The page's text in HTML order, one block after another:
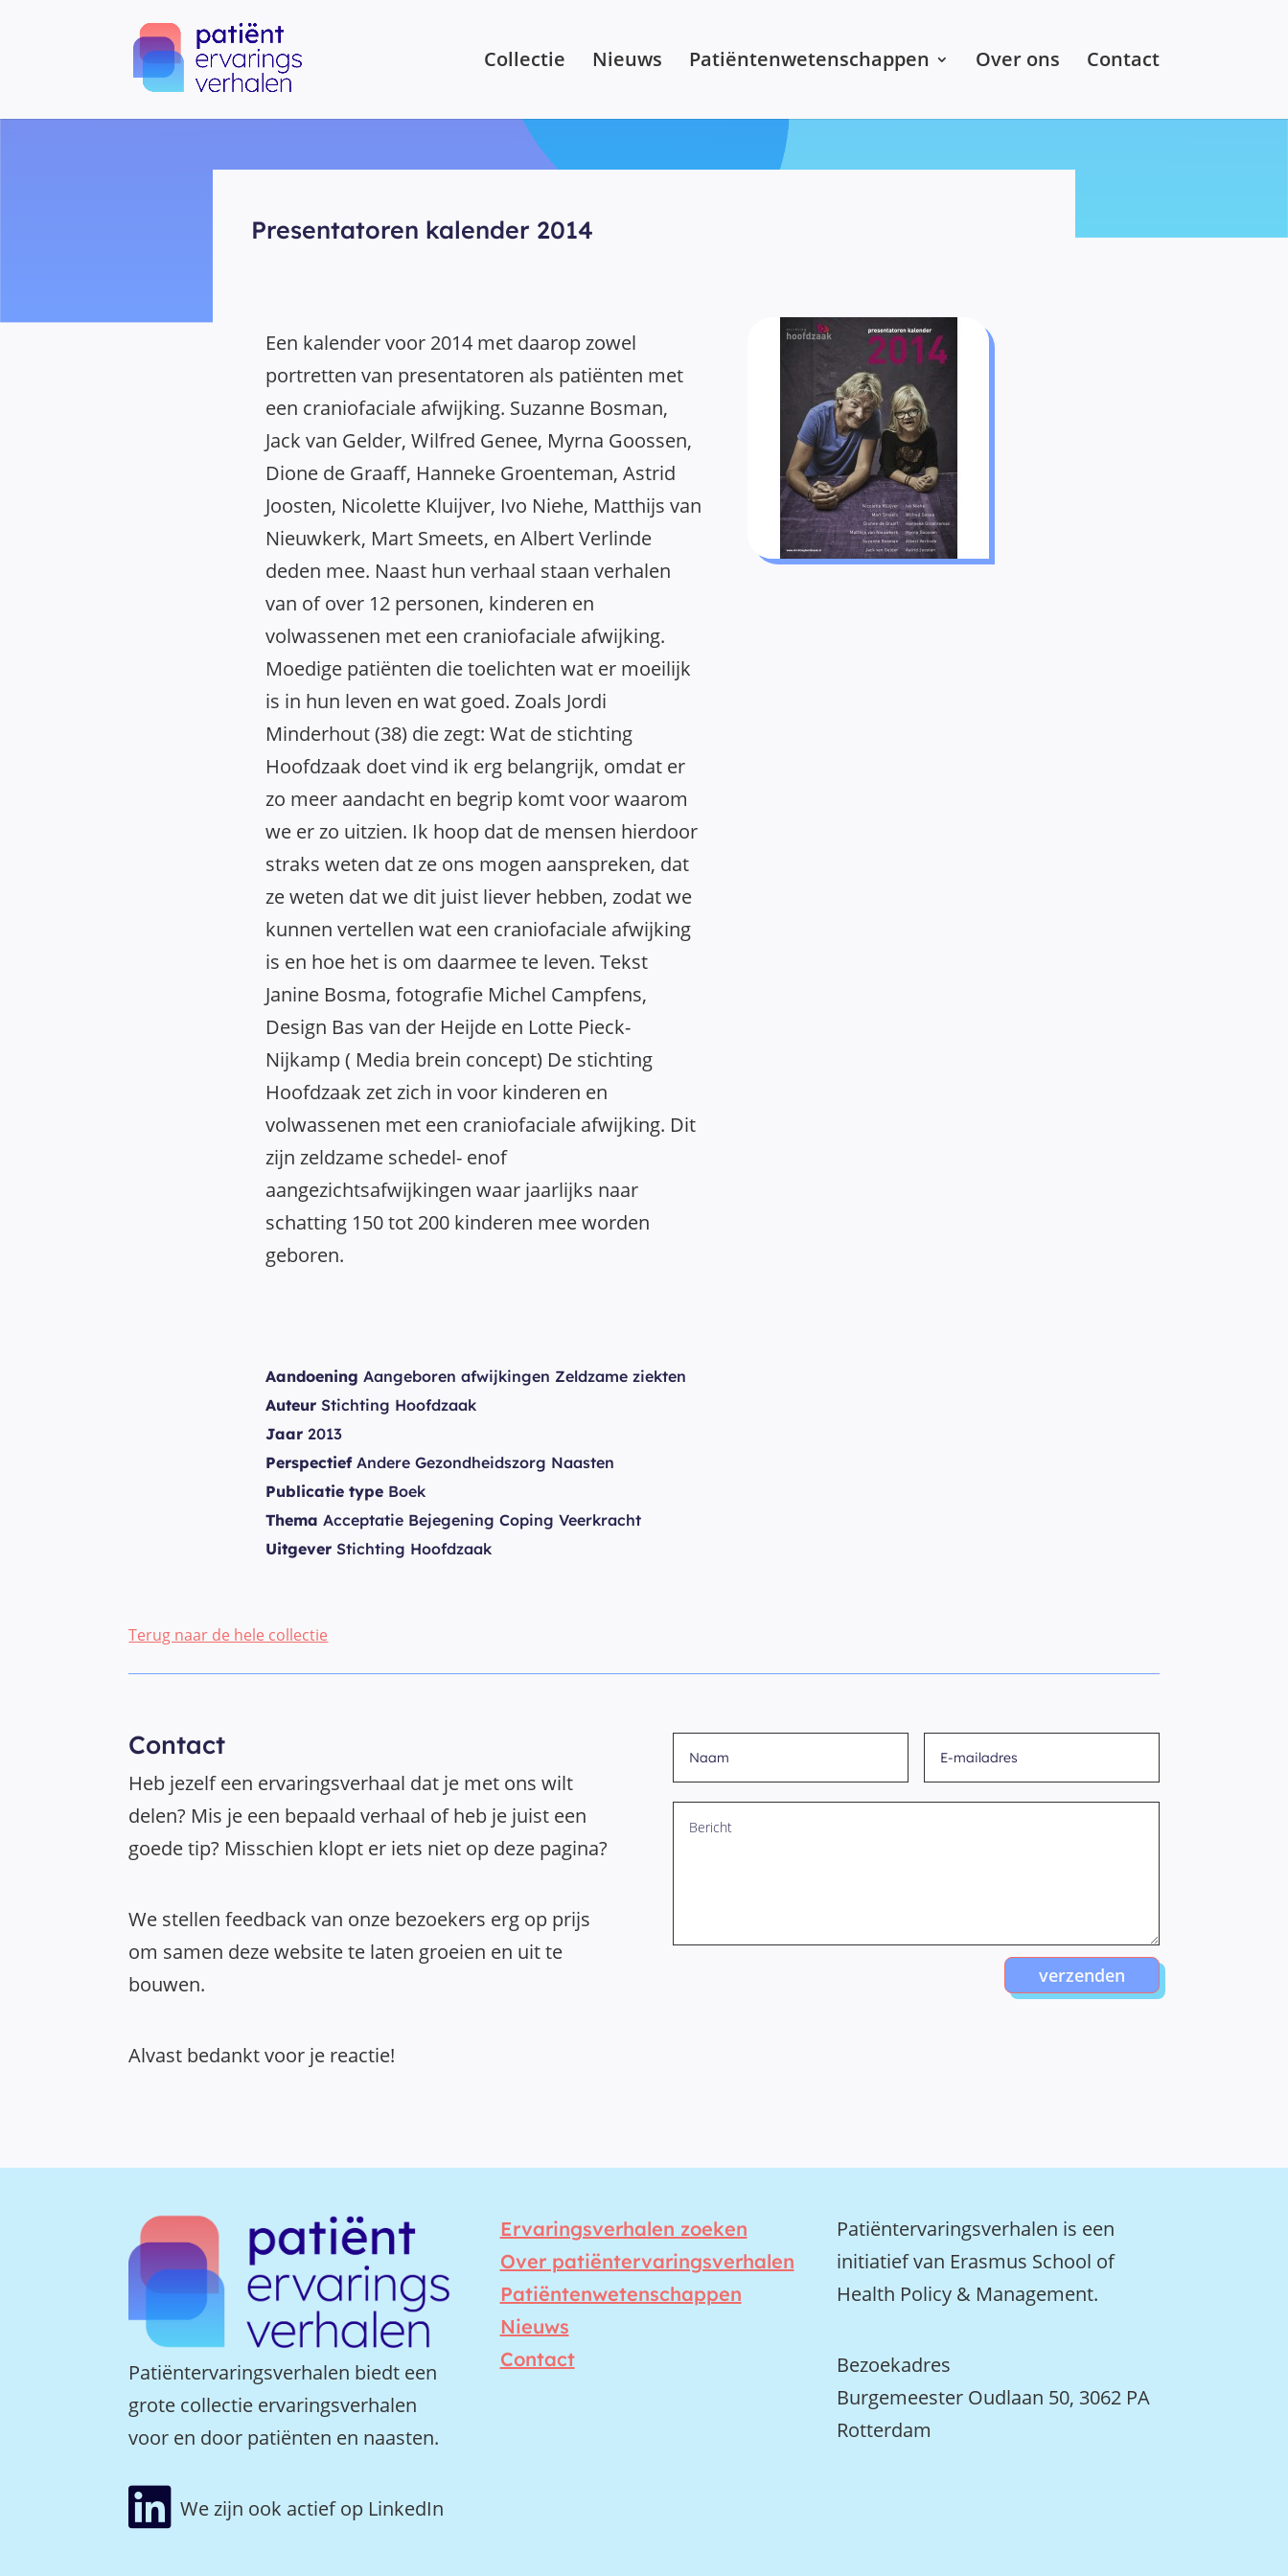
Collectie Nieuws Patiëntenwetenschappen Over ons Contact
Presentatoren kalender 2014
Een kalender voor 2014 met daarop zowel
portretten van presentatoren als patiënten met
een craniofaciale afwijking. Suzanne Bosman,
Jack van Gelder, Wilfred Genee, Myrna Goossen,
Dione de Graaff, Hanneke Groenteman, Astrid
Joosten, Nicolette Kluijver, Ivo Niehe, Matthijs van
Nieuwkerk, Mart Smeets, en Albert Verlinde
deden mee. Naast hun verhaal staan verhalen
van of over 12 personen, kinderen en
volwassenen met een craniofaciale afwijking.
Moedige patiënten die toelichten wat er moeilijk
is in hun leven en wat goed. Zoals Jordi
Minderhout (38) die zegt: Wat de stichting
Hoofdzaak doet vind ik erg belangrijk, omdat er
zo meer aandacht en begrip komt voor waarom
we er zo uitzien. Ik hoop dat de mensen hierdoor
straks weten dat ze ons mogen aanspreken, dat
ze weten dat we dit juist liever hebben, zodat we
kunnen vertellen wat een craniofaciale afwijking
is en hoe het is om daarmee te leven. Tekst
Janine Bosma, fotografie Michel Campfens,
Design Bas van der Heijde en Lotte Pieck-
Nijkamp ( Media brein concept) De stichting
Hoofdzaak zet zich in voor kinderen en
volwassenen met een craniofaciale afwijking. Dit
zijn zeldzame schedel- enof
aangezichtsafwijkingen waar jaarlijks naar
schatting 150 tot 200 kinderen mee worden
geboren.
Aandoening Aangeboren afwijkingen Zeldzame ziekten
Auteur Stichting Hoofdzaak
Jaar 2013
PerspectiefAndere Gezondheidszorg Naasten
Publicatie type Boek
Thema Acceptatie Bejegening Coping Veerkracht
Uitgever Stichting Hoofdzaak
Terug naar de hele collectie
Contact
Heb jezelf een ervaringsverhaal dat je met ons wilt
delen? Mis je een bepaald verhaal of heb je juist een
goede tip? Misschien klopt er iets niet op deze pagina?
We stellen feedback van onze bezoekers erg op prijs
om samen deze website te laten groeien en uit te
bouwen.
Alvast bedankt voor je reactie!
verzenden
Patiëntervaringsverhalen biedt een
grote collectie ervaringsverhalen
voor en door patiënten en naasten.
Ervaringsverhalen zoeken
Over patiëntervaringsverhalen
Patiëntenwetenschappen
Nieuws
Contact
Patiëntervaringsverhalen is een
initiatief van Erasmus School of
Health Policy & Management.
Bezoekadres
Burgemeester Oudlaan 50, 3062 PA
Rotterdam
 We zijn ook actief op LinkedIn